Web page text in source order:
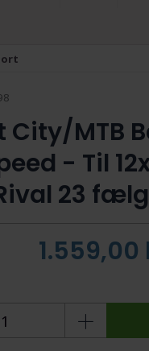
City/MTB
- Til
23
1.559,00